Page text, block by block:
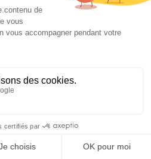
dit:
si tu ” parle chien” que tu te
tes actes et tes paroles ta meute
manière ine comme chef. C ‘est ce
de mes erreurs..le rapport
existe bien entre un homme
s puisqu’ il y a un échange ou
te donne des droits et des